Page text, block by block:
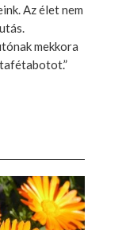
Az élet nem
mekkora